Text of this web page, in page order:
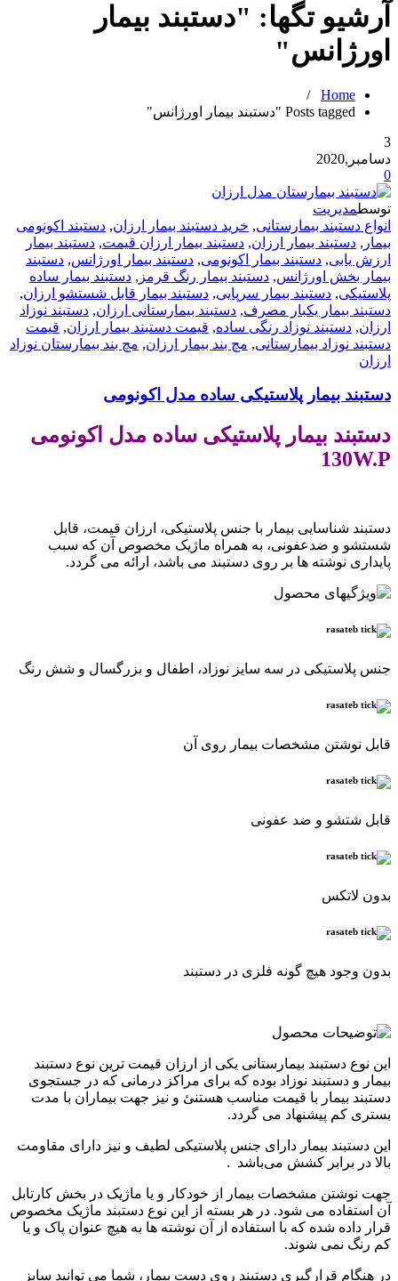
آرشیو تگها: "دستبند بیمار
اورژانس"
Home
/
Posts tagged "دستبند بیمار اورژانس"
3
دسامبر,2020
0
توسطمدیریت
انواع دستبند بیمارستانی, خرید دستبند بیمار ارزان, دستبند اکونومی
بیمار , دستبند بیمار ارزان, دستبند بیمار ارزان قیمت, دستبند بیمار
ارزش یابی, دستبند بیمار اکونومی, دستبند بیمار اورژانس, دستبند
بیمار بخش اورژانس, دستبند بیمار رنگ قرمز , دستبند بیمار ساده
پلاستیکی, دستبند بیمار سرپایی, دستبند بیمار قابل شستشو ارزان,
دستبند بیمار یکبار مصرف, دستبند بیمارستانی ارزان, دستبند نوزاد
ارزان, دستبند نوزاد رنگی ساده, قیمت دستبند بیمار ارزان, قیمت
دستبند نوزاد بیمارستانی, مچ بند بیمار ارزان, مچ بند بیمارستان نوزاد
ارزان
دستبند بیمار پلاستیکی ساده مدل اکونومی
دستبند بیمار پلاستیکی ساده مدل اکونومی
130W.P
دستبند شناسایی بیمار با جنس پلاستیکی، ارزان قیمت، قابل
شستشو و ضدعفونی، به همراه ماژیک مخصوص آن که سبب
پایداری نوشته ها بر روی دستبند می باشد، ارائه می گردد.
جنس پلاستیکی در سه سایز نوزاد، اطفال و بزرگسال و شش رنگ
قابل نوشتن مشخصات بیمار روی آن
قابل شتشو و ضد عفونی
بدون لاتکس
بدون وجود هیچ گونه فلزی در دستبند
این نوع دستبند بیمارستانی یکی از ارزان قیمت ترین نوع دستبند
بیمار و دستبند نوزاد بوده که برای مراکز درمانی که در جستجوی
دستبند بیمار با قیمت مناسب هستنئ و نیز جهت بیماران با مدت
بستری کم پیشنهاد می گردد.
این دستبند بیمار دارای جنس پلاستیکی لطیف و نیز دارای مقاومت
بالا در برابر کشش می‌باشد .
جهت نوشتن مشخصات بیمار از خودکار و یا ماژیک در بخش کارتابل
آن استفاده می شود. در هر بسته از این نوع دستبند ماژیک مخصوص
قرار داده شده که با استفاده از آن نوشته ها به هیچ عنوان پاک و یا
کم رنگ نمی شوند.
در هنگام قرارگیری دستبند روی دست بیمار، شما می توانید سایز